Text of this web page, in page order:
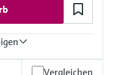
Vergleichen